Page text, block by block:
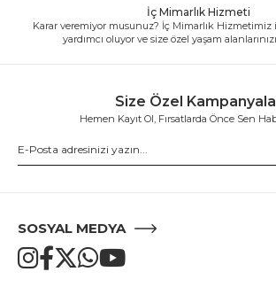
İç Mimarlık Hizmeti
Karar veremiyor musunuz? İç Mimarlık Hizmetimiz
yardımcı oluyor ve size özel yaşam
Size Özel
Hemen Kayıt Ol, Fırsatlarda Önce Sen
SOSYAL MEDYA